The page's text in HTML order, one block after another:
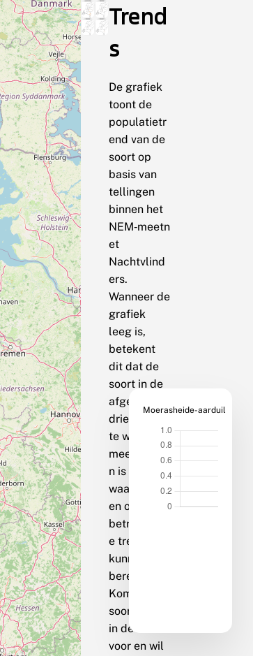
Trend
s
De grafiek
toont de
populatietr
end van de
soort op
basis van
tellingen
binnen het
NEM‑meetn
et
Nachtvlind
ers.
Wanneer de
grafiek
leeg is,
betekent
dit dat de
soort in de
afgelopen
drie jaar op
te weinig
meetpunte
n is
waargenom
en om een
betrouwbar
e trend te
kunnen
berekenen.
Komt de
soort bij jou
in de buurt
voor en wil
Moerasheide-aarduil